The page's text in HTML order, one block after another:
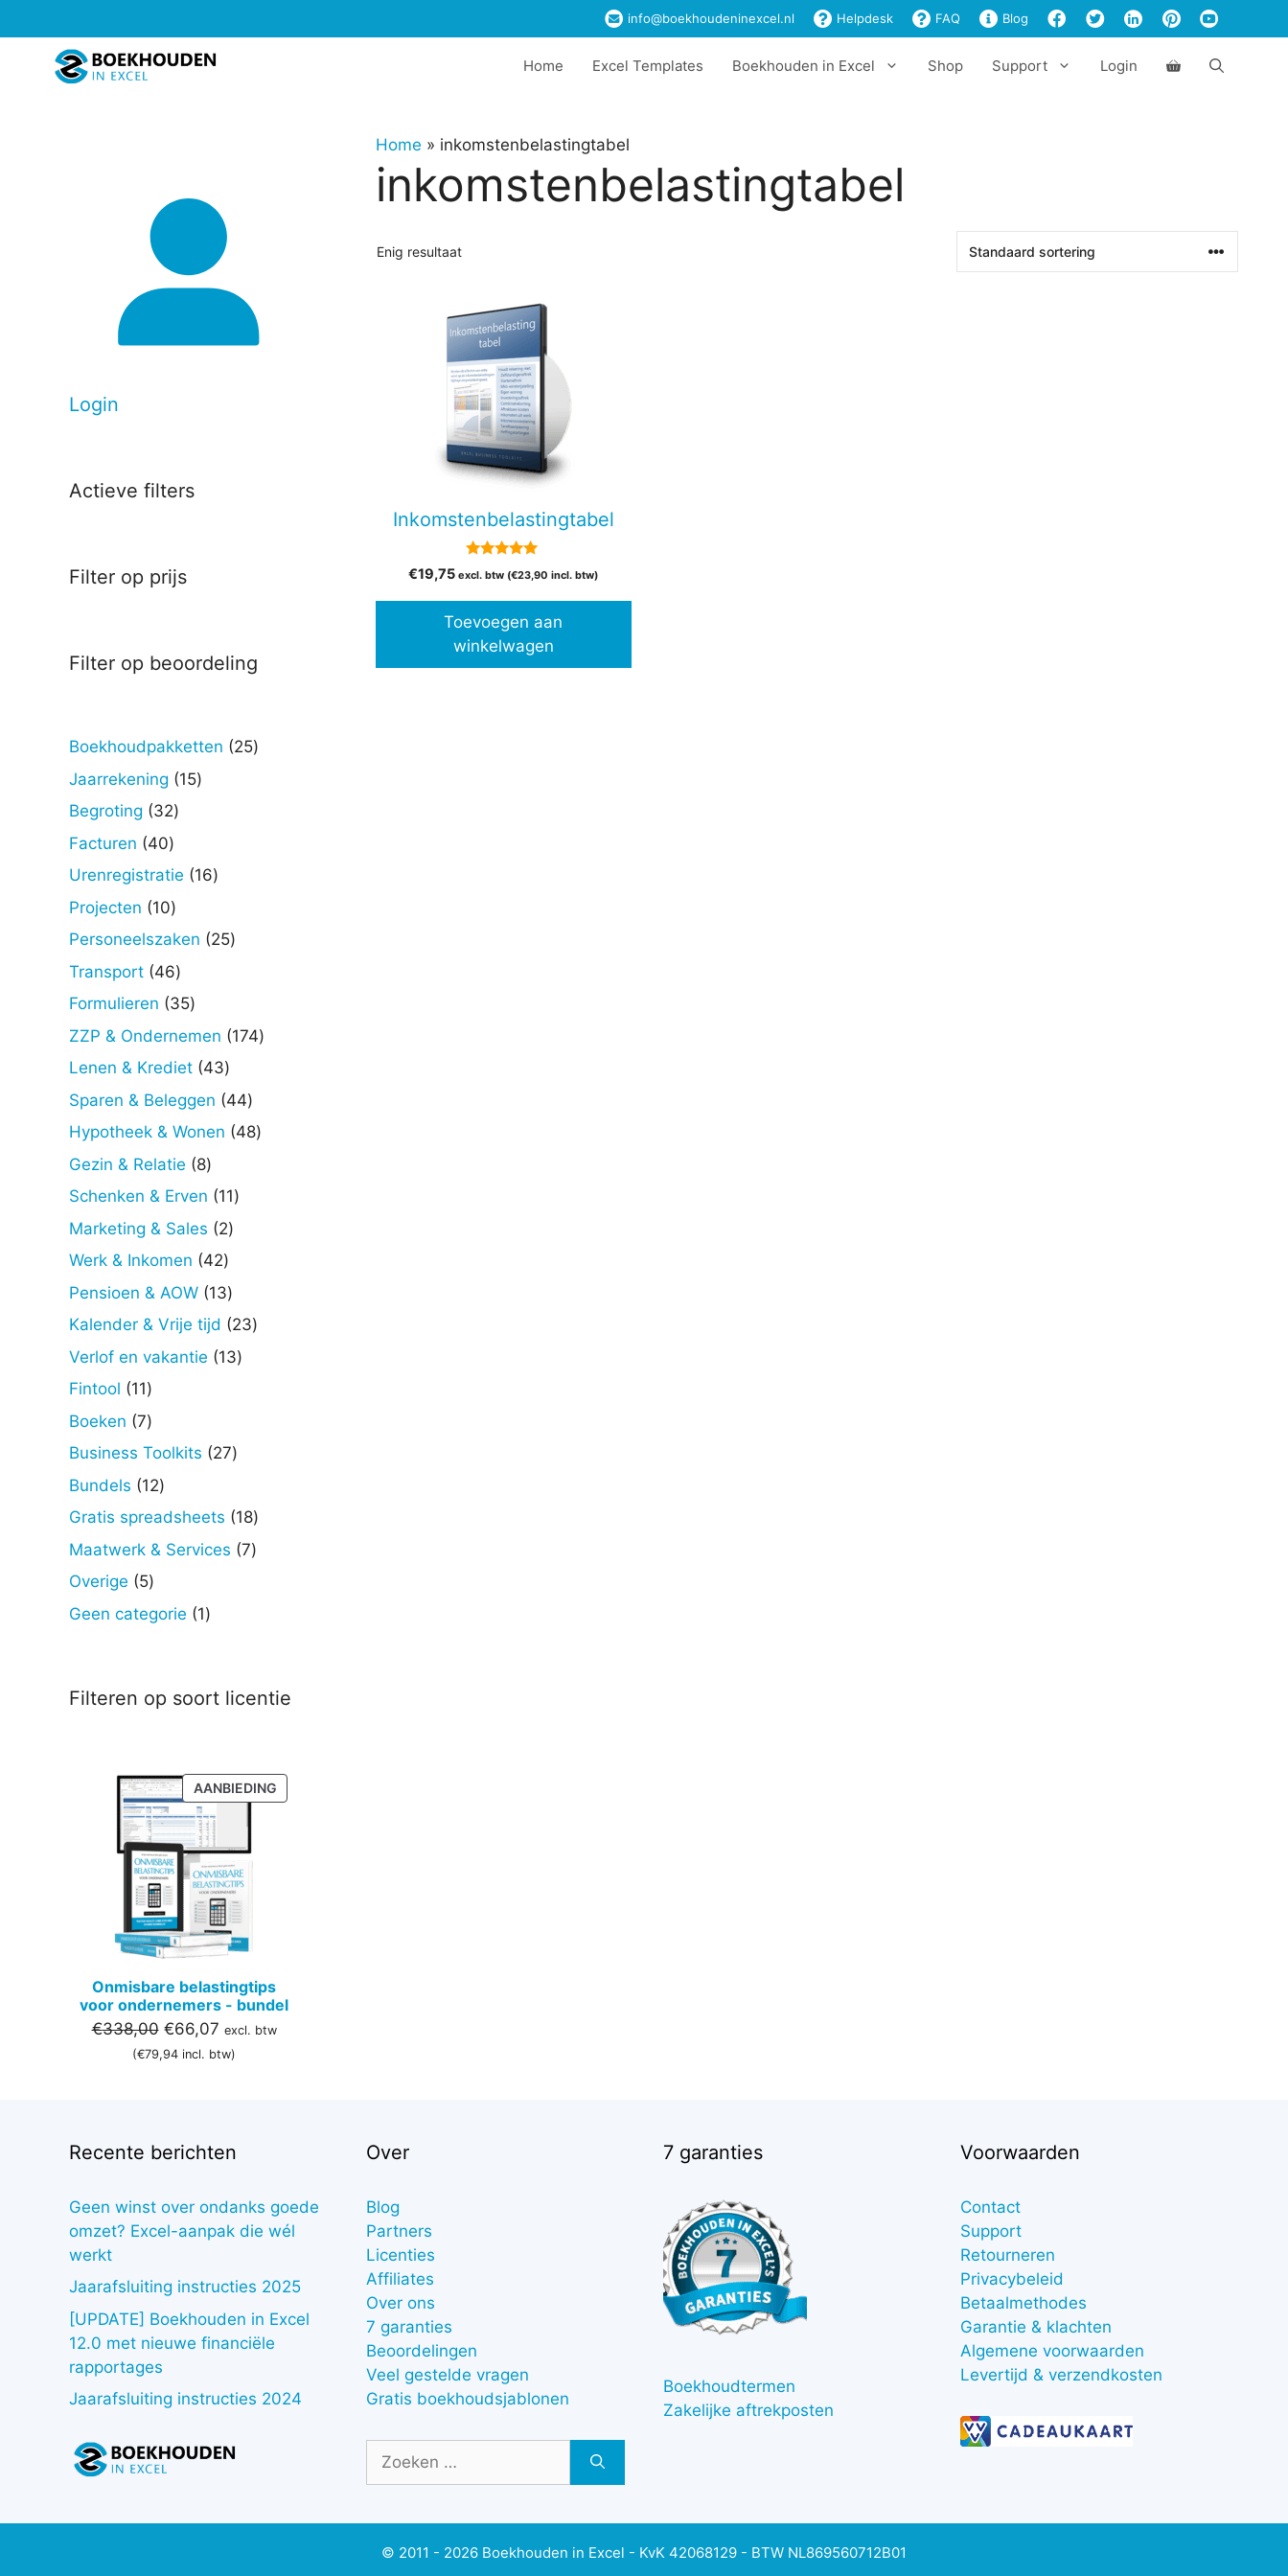
naar
info@boekhoudeninexcel.nl Helpdesk FAQ Blog
Home Excel Templates Boekhouden in Excel Shop Support Login
Home » inkomstenbelastingtabel
inkomstenbelastingtabel
Enig resultaat
Inkomstenbelastingtabel
5.00
van 5
€19,75 excl. btw (€23,90 incl. btw)
Toevoegen aan
winkelwagen
Login
Actieve filters
Filter op prijs
Filter op beoordeling
Boekhoudpakketten 2525
Jaarrekening 1515
Begroting 3232
Facturen 4040
producten
Urenregistratie 1616
Projecten 1010
producten
Personeelszaken 2525
Transport 4646
producten
Formulieren 3535
producten
ZZP & Ondernemen 174174
Lenen & Krediet 4343
producten
Sparen & Beleggen 4444
producten
Hypotheek & Wonen 4848
Gezin & Relatie 88
producten
Schenken & Erven 1111
Marketing & Sales 22
Werk & Inkomen 4242
producten
Pensioen & AOW 1313
producten
Kalender & Vrije tijd 2323
Verlof en vakantie 1313
Fintool 1111
producten
Boeken 77
producten
Business Toolkits 2727
Bundels 1212
producten
Gratis spreadsheets 1818
producten
Maatwerk & Services 77
Overige 55
producten
Geen categorie 11
Filteren op soort licentie
AANBIEDINGPRODUCT
IN
Onmisbare belastingtips
voor ondernemers - bundel
€338,00 Oorspronkelijke
prijs
€66,07Huidige
prijs
excl. btw
(€79,94 incl. btw)
Recente berichten
Geen winst over ondanks goede
omzet? Excel-aanpak die wél
werkt
Jaarafsluiting instructies 2025
[UPDATE] Boekhouden in Excel
12.0 met nieuwe financiële
rapportages
Jaarafsluiting instructies 2024
Over
Blog
Partners
Licenties
Affiliates
Over ons
7 garanties
Beoordelingen
Veel gestelde vragen
Gratis boekhoudsjablonen
naar:
7 garanties
Boekhoudtermen
Zakelijke aftrekposten
Voorwaarden
Contact
Support
Retourneren
Privacybeleid
Betaalmethodes
Garantie & klachten
Algemene voorwaarden
Levertijd & verzendkosten
© 2011 - 2026 Boekhouden in Excel - KvK 42068129 - BTW NL869560712B01